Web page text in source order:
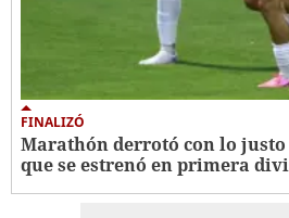
FINALIZÓ
Marathón derrotó con lo
que se estrenó en primera